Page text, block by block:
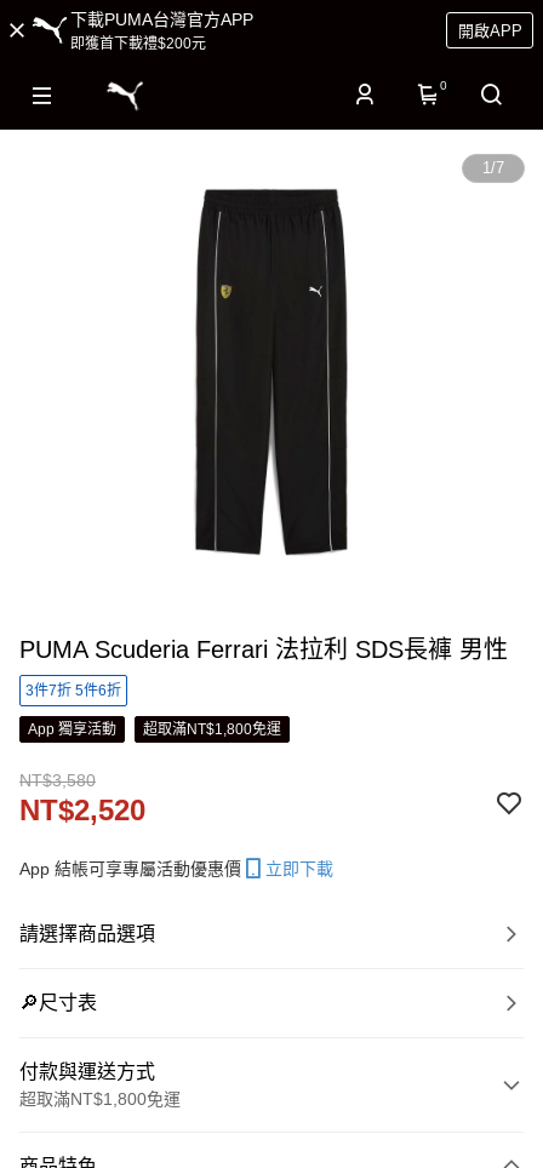
下載PUMA台灣官方APP
即獲首下載禮$200元
開啟APP
0
1/7
PUMA Scuderia Ferrari 法拉利 SDS長褲 男性
3件7折 5件6折
App 獨享活動 超取滿NT$1,800免運
NT$3,580
NT$2,520
App 結帳可享專屬活動優惠價 立即下載
請選擇商品選項
🔎尺寸表
付款與運送方式
超取滿NT$1,800免運